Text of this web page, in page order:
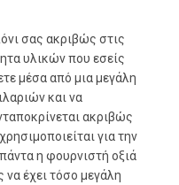
σας ακριβώς στις
υλικών που εσείς
μέσα από μια μεγάλη
και να
ακριβώς
για την
η φουρνιστή οξιά
να έχει τόσο μεγάλη